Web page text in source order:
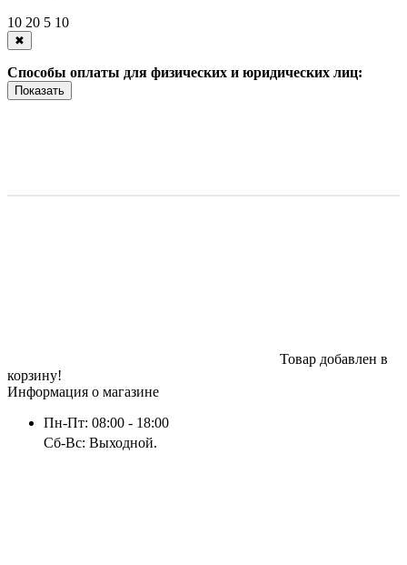
10 20 5 10
✖
Способы оплаты для физических и юридических лиц:
Показать
Товар добавлен в
корзину!
Информация о магазине
Пн-Пт: 08:00 - 18:00
Сб-Вс: Выходной.